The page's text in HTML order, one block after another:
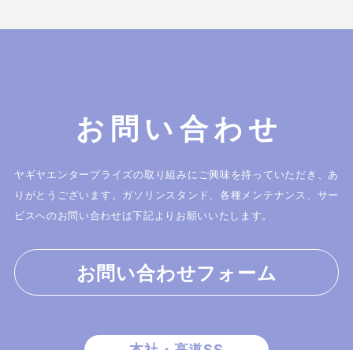
お問い合わせ
ヤギヤエンタープライズの取り組みにご興味を持っていただき、あ
りがとうございます。
ガソリンスタンド、各種メンテナンス、サー
ビスへのお問い合わせは下記よりお願いいたします。
お問い合わせフォーム